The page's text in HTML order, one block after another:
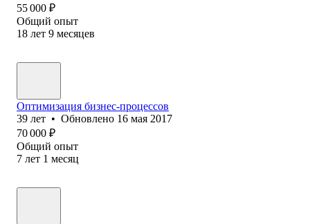
55 000 ₽
Общий опыт
18 лет 9 месяцев
Оптимизация бизнес-процессов
39 лет • Обновлено 16 мая 2017
70 000 ₽
Общий опыт
7 лет 1 месяц